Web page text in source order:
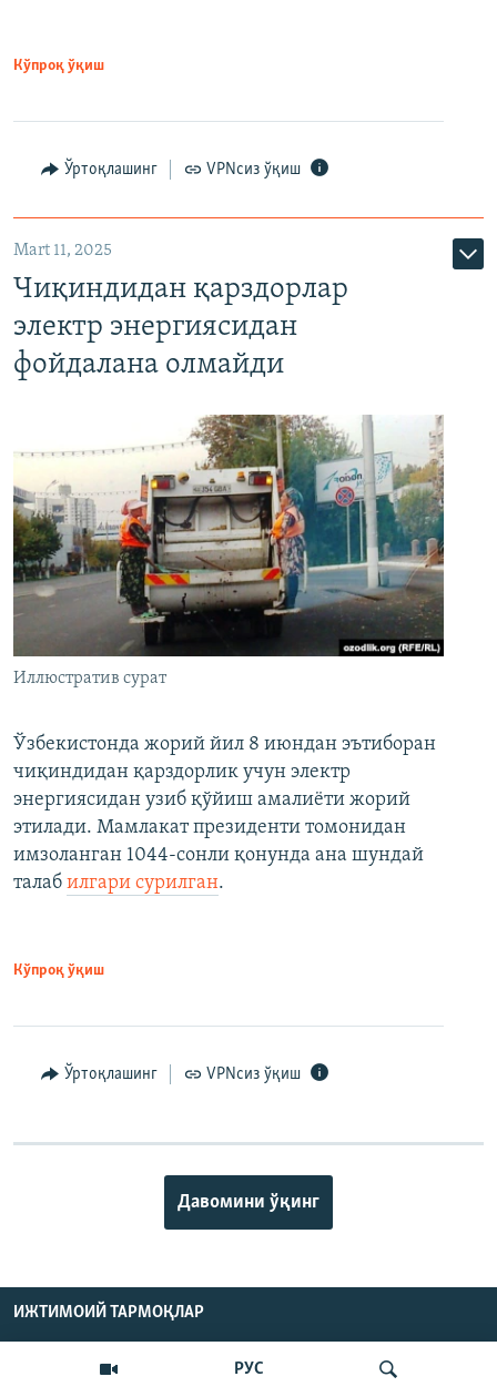
РУС
Кўпроқ ўқиш
Ўртоқлашинг VPNсиз ўқиш
Mart 11, 2025
Чиқиндидан қарздорлар
электр энергиясидан
фойдалана олмайди
Иллюстратив сурат
Ўзбекистонда жорий йил 8 июндан эътиборан
чиқиндидан қарздорлик учун электр
энергиясидан узиб қўйиш амалиёти жорий
этилади. Мамлакат президенти томонидан
имзоланган 1044-сонли қонунда ана шундай
талаб илгари сурилган.
Кўпроқ ўқиш
Ўртоқлашинг VPNсиз ўқиш
Давомини ўқинг
ИЖТИМОИЙ ТАРМОҚЛАР